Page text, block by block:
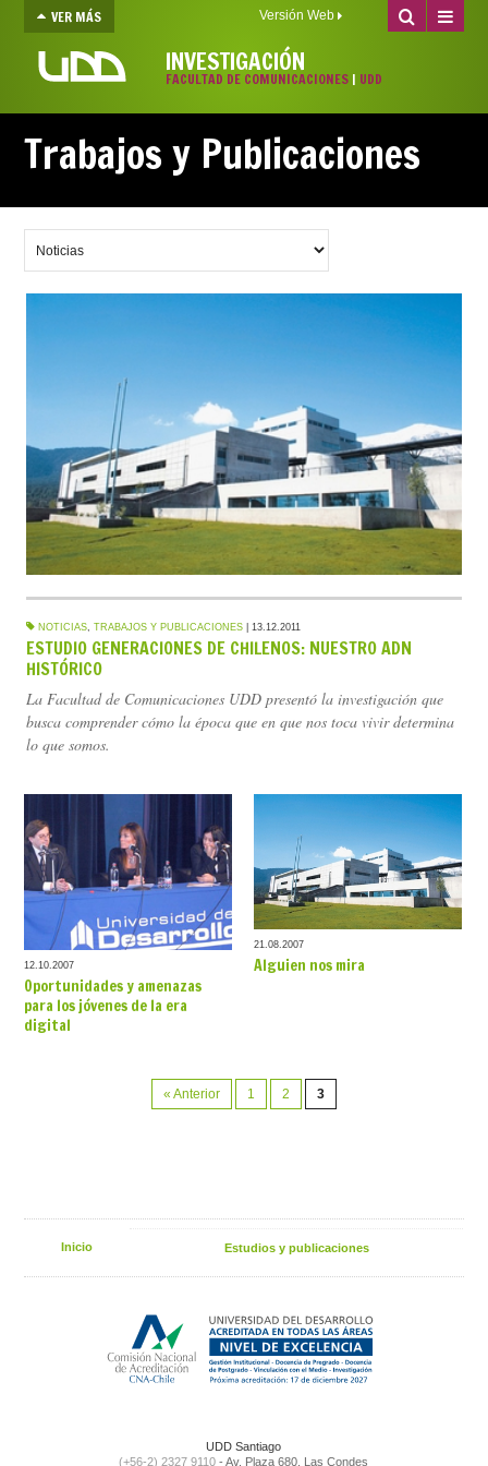
Versión Web
VER MÁS
INVESTIGACIÓN
FACULTAD DE COMUNICACIONES | UDD
Trabajos y Publicaciones
NOTICIAS,TRABAJOS Y PUBLICACIONES |13.12.2011
ESTUDIO GENERACIONES DE CHILENOS: NUESTRO ADN
HISTÓRICO
La Facultad de Comunicaciones UDD presentó la investigación que
busca comprender cómo la época que en que nos toca vivir determina
lo que somos.
12.10.2007
Oportunidades y amenazas
para los jóvenes de la era
digital
21.08.2007
Alguien nos mira
« Anterior 1 2 3
Inicio Estudios y publicaciones
UDD Santiago
(+56-2) 2327 9110 - Av. Plaza 680, Las Condes